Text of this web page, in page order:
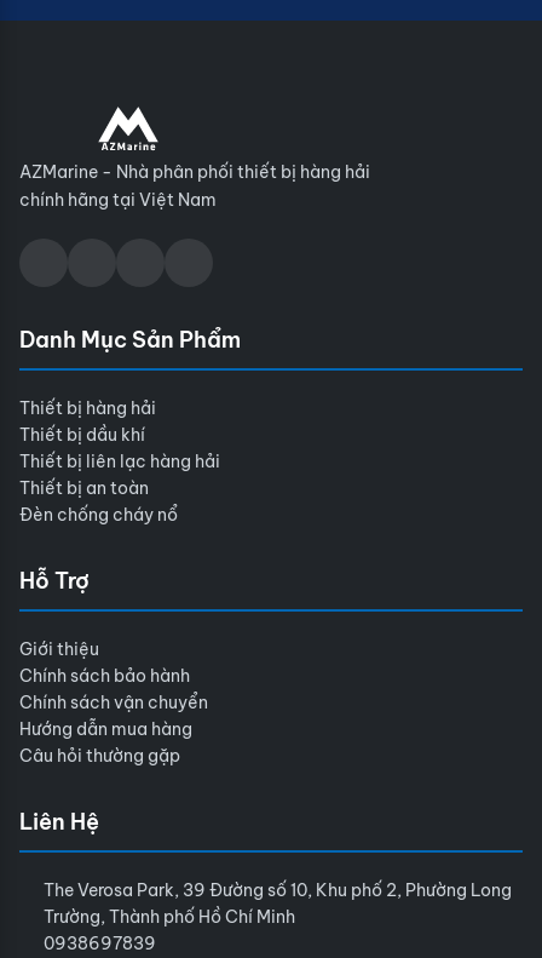
AZMarine - Nhà phân phối thiết bị hàng hải
chính hãng tại Việt Nam
Danh Mục Sản Phẩm
Thiết bị hàng hải
Thiết bị dầu khí
Thiết bị liên lạc hàng hải
Thiết bị an toàn
Đèn chống cháy nổ
Hỗ Trợ
Giới thiệu
Chính sách bảo hành
Chính sách vận chuyển
Hướng dẫn mua hàng
Câu hỏi thường gặp
Liên Hệ
The Verosa Park, 39 Đường số 10, Khu phố 2, Phường Long
Trường, Thành phố Hồ Chí Minh
0938697839